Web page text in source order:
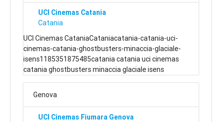
UCI Cinemas Catania
Catania
UCI Cinemas CataniaCataniacatania-catania-uci-
cinemas-catania-ghostbusters-minaccia-glaciale-
isens1185351875485catania catania uci cinemas
catania ghostbusters minaccia glaciale isens
Genova
UCI Cinemas Fiumara Genova